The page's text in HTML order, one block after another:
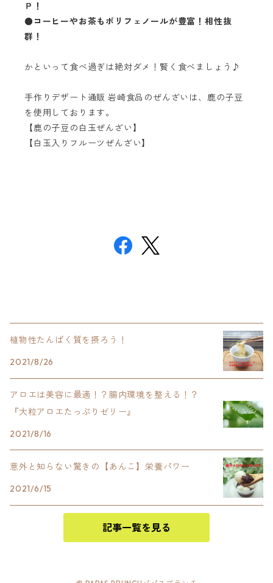
Ｐ！
●コーヒーやお茶もポリフェノールが豊富！相性抜
群！
かといって食べ過ぎは絶対ダメ！賢く食べましょう♪
手作りデザート通販 岩崎食品のぜんざいは、鹿の子豆
を使用しております。
【鹿の子豆の白玉ぜんざい】
【白玉入りフルーツぜんざい】
植物性たんぱく質を摂ろう！
2021/8/26
アロエは美容に最適！？腸内環境を整える！？
『大粒アロエたっぷりゼリー』
2021/8/16
意外と知らない驚きの【あんこ】栄養パワー
2021/6/15
記事一覧を見る